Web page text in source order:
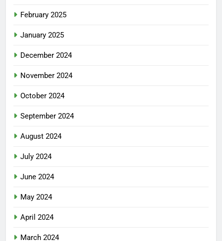
February 2025
January 2025
December 2024
November 2024
October 2024
September 2024
August 2024
July 2024
June 2024
May 2024
April 2024
March 2024